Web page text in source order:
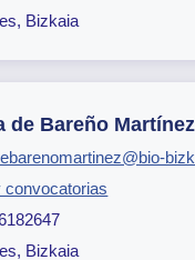
Bizkaia
de Bareño Martínez
convocatorias
Bizkaia